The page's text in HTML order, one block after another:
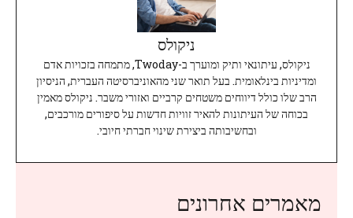
ניקולס
ניקולס, עיתונאי ותיק ומוערך ב-Twoday, מתמחה בזכויות אדם
ומדיניות בינלאומית. בעל תואר שני מהאוניברסיטה העברית, הניסיון
הרב שלו כולל דיווחים משטחים קרביים ואזורי משבר. ניקולס מאמין
בכוחה של העיתונות להאיר זוויות חדשות על סיפורים מורכבים,
ובחשיבותה ביצירת שינוי חברתי חיובי.
מאמרים אחרונים